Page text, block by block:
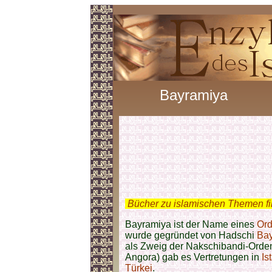
Bayramiya
Bücher zu islamischen Themen
Bayramiya ist der Name eines
wurde gegründet von Hadschi
als Zweig der Nakschibandi-
Angora) gab es Vertretungen in
Türkei.